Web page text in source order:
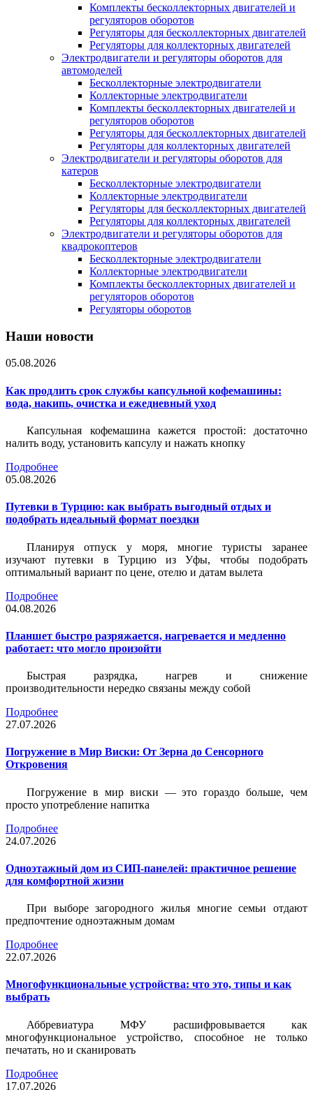
Комплекты бесколлекторных двигателей и
регуляторов оборотов
Регуляторы для бесколлекторных двигателей
Регуляторы для коллекторных двигателей
Электродвигатели и регуляторы оборотов для
автомоделей
Бесколлекторные электродвигатели
Коллекторные электродвигатели
Комплекты бесколлекторных двигателей и
регуляторов оборотов
Регуляторы для бесколлекторных двигателей
Регуляторы для коллекторных двигателей
Электродвигатели и регуляторы оборотов для
катеров
Бесколлекторные электродвигатели
Коллекторные электродвигатели
Регуляторы для бесколлекторных двигателей
Регуляторы для коллекторных двигателей
Электродвигатели и регуляторы оборотов для
квадрокоптеров
Бесколлекторные электродвигатели
Коллекторные электродвигатели
Комплекты бесколлекторных двигателей и
регуляторов оборотов
Регуляторы оборотов
Наши новости
05.08.2026
Как продлить срок службы капсульной кофемашины:
вода, накипь, очистка и ежедневный уход
Капсульная кофемашина кажется простой: достаточно
налить воду, установить капсулу и нажать кнопку
Подробнее
05.08.2026
Путевки в Турцию: как выбрать выгодный отдых и
подобрать идеальный формат поездки
Планируя отпуск у моря, многие туристы заранее
изучают путевки в Турцию из Уфы, чтобы подобрать
оптимальный вариант по цене, отелю и датам вылета
Подробнее
04.08.2026
Планшет быстро разряжается, нагревается и медленно
работает: что могло произойти
Быстрая разрядка, нагрев и снижение
производительности нередко связаны между собой
Подробнее
27.07.2026
Погружение в Мир Виски: От Зерна до Сенсорного
Откровения
Погружение в мир виски — это гораздо больше, чем
просто употребление напитка
Подробнее
24.07.2026
Одноэтажный дом из СИП-панелей: практичное решение
для комфортной жизни
При выборе загородного жилья многие семьи отдают
предпочтение одноэтажным домам
Подробнее
22.07.2026
Многофункциональные устройства: что это, типы и как
выбрать
Аббревиатура МФУ расшифровывается как
многофункциональное устройство, способное не только
печатать, но и сканировать
Подробнее
17.07.2026